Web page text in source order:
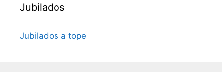
Jubilados
Jubilados a tope